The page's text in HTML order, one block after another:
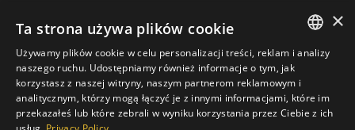
Progetto finanziato
con il POR FESR 2014 - 2020
Regione Veneto
SPANISH
FRENCH
×
Ta strona używa plików cookie
Używamy plików cookie w celu personalizacji treści, reklam i analizy
naszego ruchu. Udostępniamy również informacje o tym, jak
korzystasz z naszej witryny, naszym partnerom reklamowym i
analitycznym, którzy mogą łączyć je z innymi informacjami, które im
przekazałeś lub które zebrali w wyniku korzystania przez Ciebie z ich